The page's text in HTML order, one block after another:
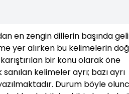
en zengin dillerin başında
yer alırken bu kelimelerin
bir konu olarak öne
kelimeler ayrı; bazı ayrı
Durum böyle